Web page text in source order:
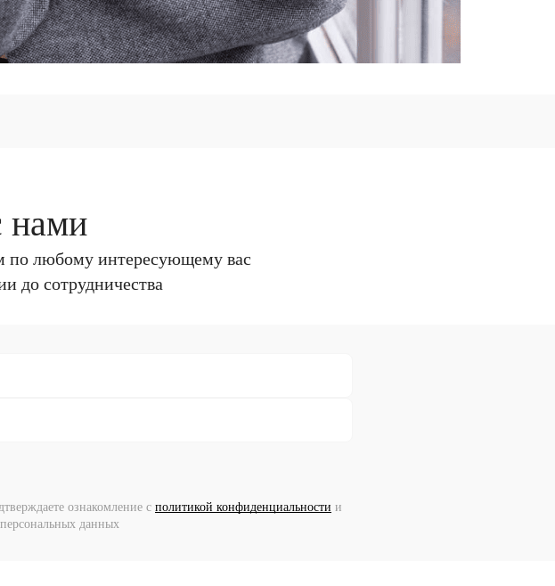
нами
по любому интересующему вас
до сотрудничества
ознакомление с политикой конфиденциальности и
персональных данных